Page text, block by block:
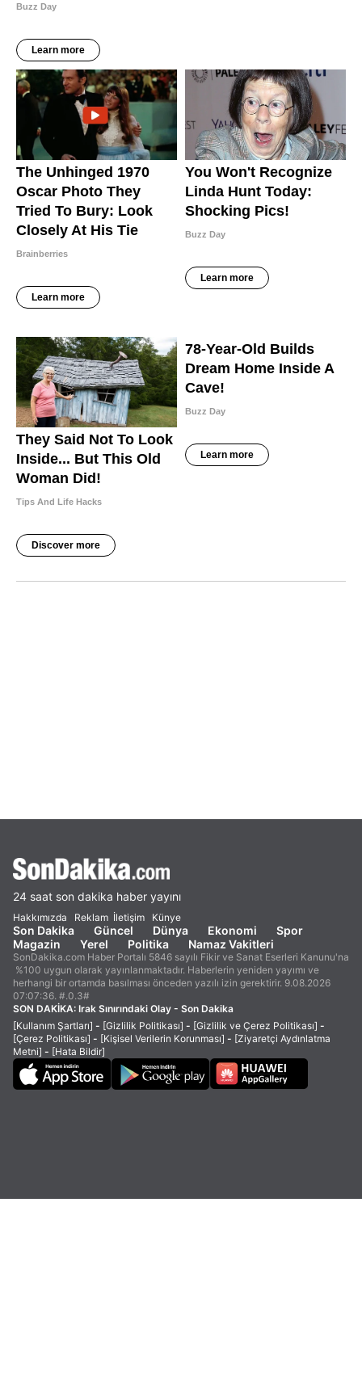
24 saat son dakika haber yayını
Hakkımızda Reklam İletişim Künye
Son Dakika Güncel Dünya Ekonomi
Spor
Magazin
Yerel Politika Namaz Vakitleri
SonDakika.com Haber Portalı 5846 sayılı Fikir ve Sanat Eserleri Kanunu'na
%100 uygun olarak yayınlanmaktadır. Haberlerin yeniden yayımı ve
herhangi bir ortamda basılması önceden yazılı izin gerektirir. 9.08.2026
07:07:36. #.0.3#
SON DAKİKA: Irak Sınırındaki Olay - Son Dakika
[Kullanım Şartları] - [Gizlilik Politikası] - [Gizlilik ve Çerez Politikası] -
[Çerez Politikası] - [Kişisel Verilerin Korunması] - [Ziyaretçi Aydınlatma
Metni] - [Hata Bildir]